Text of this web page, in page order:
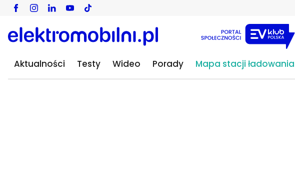
Aktualności Testy Wideo Porady Mapa stacji ładowania
Baterie litowo-jonowe kluczem do
energetycznej Europy